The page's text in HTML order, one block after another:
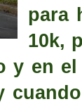
para
10k,
y en